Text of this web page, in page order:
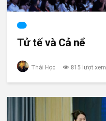
Tử tế và Cả nể
Thái Học 815 lượt xem